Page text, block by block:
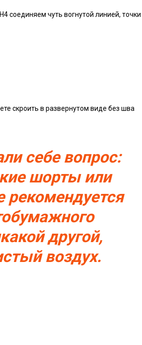
соединяем чуть вогнутой линией, точки
скроить в развернутом виде без шва
себе вопрос:
шорты или
рекомендуется
другой,
воздух.